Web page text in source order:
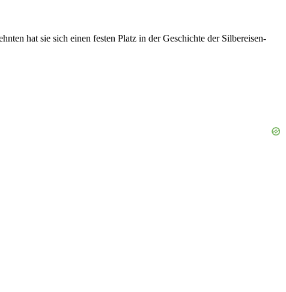
hat sie sich einen festen Platz in der Geschichte der Silbereisen-